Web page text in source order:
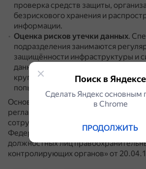
проверка средств защиты,
безрискового хранения и
информации.
Оценка рисков утечки данных.
подразделения занимаются
защищённости инфраструктуры и
данных правоохранительных
круг потенциальных
попытки кражи данных и
Основным нормативно-правовым
регламентирующим обеспечение
сотрудников правоохранительных
Федеральный закон «О
должностных лиц
контролирующих органов» от
Поиск в Яндексе
Сделать Яндекс основным
в Сhrome
ПРОДОЛЖИТЬ